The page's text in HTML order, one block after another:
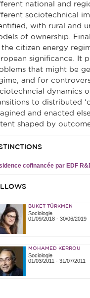
national and
sociotechnical
with rural and
of ownership.
citizen energy
significance. It
that might be
and for
dynamics
to distributed
and enacted
shaped by
cofinancée par EDF
BUKET TÜRKMEN
Sociologie
01/09/2018- 30/06/2019
MOHAMED KERROU
Sociologie
01/03/2011 - 31/07/2011